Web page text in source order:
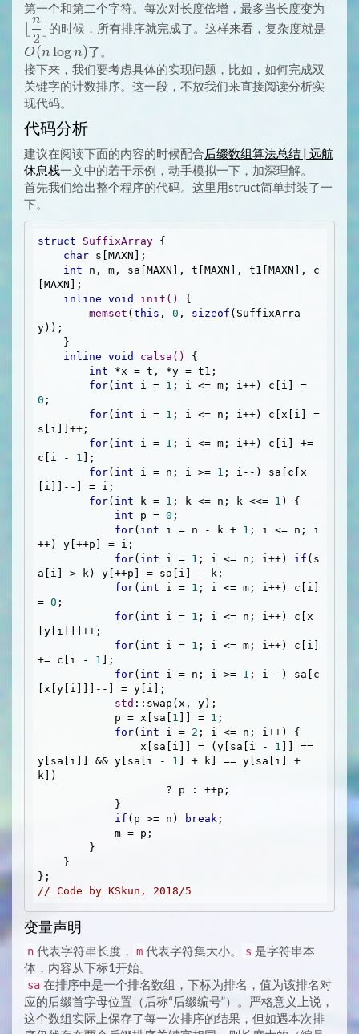
第一个和第二个字符。每次对长度倍增，最多当长度变为
2
n
的时候，所有排序就完成了。这样来看，复杂度就是
O(n log n)了。
接下来，我们要考虑具体的实现问题，比如，如何完成双
关键字的计数排序。这一段，不放我们来直接阅读分析实
现代码。
代码分析
建议在阅读下面的内容的时候配合后缀数组算法总结 | 远航
休息栈一文中的若干示例，动手模拟一下，加深理解。
首先我们给出整个程序的代码。这里用struct简单封装了一
下。
struct SuffixArray {
char s[MAXN];
int n, m, sa[MAXN], t[MAXN], t1[MAXN], c
[MAXN];
inline void init ()
{
memset (this , 0 , sizeof (SuffixArra
y));
inline void calsa ()
{
int *x = t, *y = t1;
for( int i = 1
0 ;
for( int i = 1 ; i <= n; i++) c[x[i] =
s[i]]++;
for( int i = 1 ; i <= m; i++) c[i] +=
c[i - 1 ];
for( int i = n; i >= 1 ; i--) sa[c[x
[i]]--] = i;
for( int k = 1 ; k <= n; k <<= 1 ) {
int p = 0 ;
for( int i = n - k + 1 ; i <= n; i
++) y[++p] = i;
for( int i = 1 ; i <= n; i++) if (s
a[i] > k) y[++p] = sa[i] - k;
for( int i = 1 ; i <= m; i++) c[i]
= 0 ;
for( int i = 1 ; i <= n; i++) c[x
[y[i]]]++;
for( int i = 1 ; i <= m; i++) c[i]
+= c[i - 1 ];
for( int i = n; i >= 1 ; i--) sa[c
[x[y[i]]]--] = y[i];
std ::swap(x, y);
            p = x[sa[
1 ]] = 1 ;
for( int i = 2 ; i <= n; i++) {
                x[sa[i]] = (y[sa[i -
1 ]] ==
y[sa[i]] && y[sa[i - 1 ] + k] == y[sa[i] +
k])
if (p >= n) break ;
// Code by KSkun, 2018/5
变量声明
n 代表字符串长度， m 代表字符集大小。 s 是字符串本
体，内容从下标1开始。
sa 在排序中是一个排名数组，下标为排名，值为该排名对
应的后缀首字母位置（后称“后缀编号”）。严格意义上说，
这个数组实际上保存了每一次排序的结果，但如遇本次排